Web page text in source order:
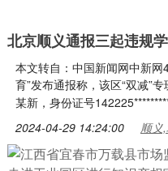
北京顺义通报三起违规
本文转自：中国新闻网中新网
育”发布通报称，该区“双减”
某新，身份证号
2024-04-29 14:24:00 顺义